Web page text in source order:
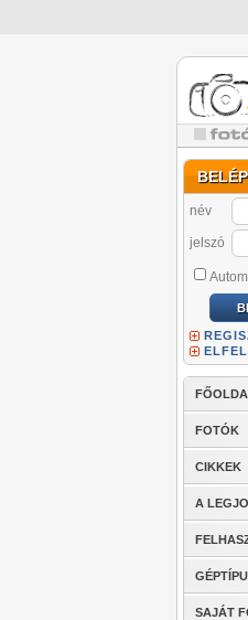
név
jelszó
FOTÓK
CIKKEK
A
SAJÁT